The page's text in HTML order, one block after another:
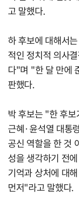
고 말했다.
하 후보에 대해서
적인 정치적 의사
다"며 "한 달 만에
판했다.
박 후보는 "한 후
근혜·윤석열 대통
공신 역할을 한 것
성을 생각하기 전
기억과 상처에 대
먼저"라고 말했다.